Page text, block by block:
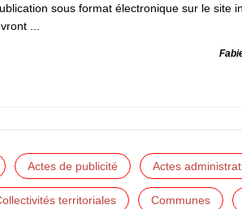
sous format électronique sur le site
...
Actes de publicité Actes
territoriales Communes